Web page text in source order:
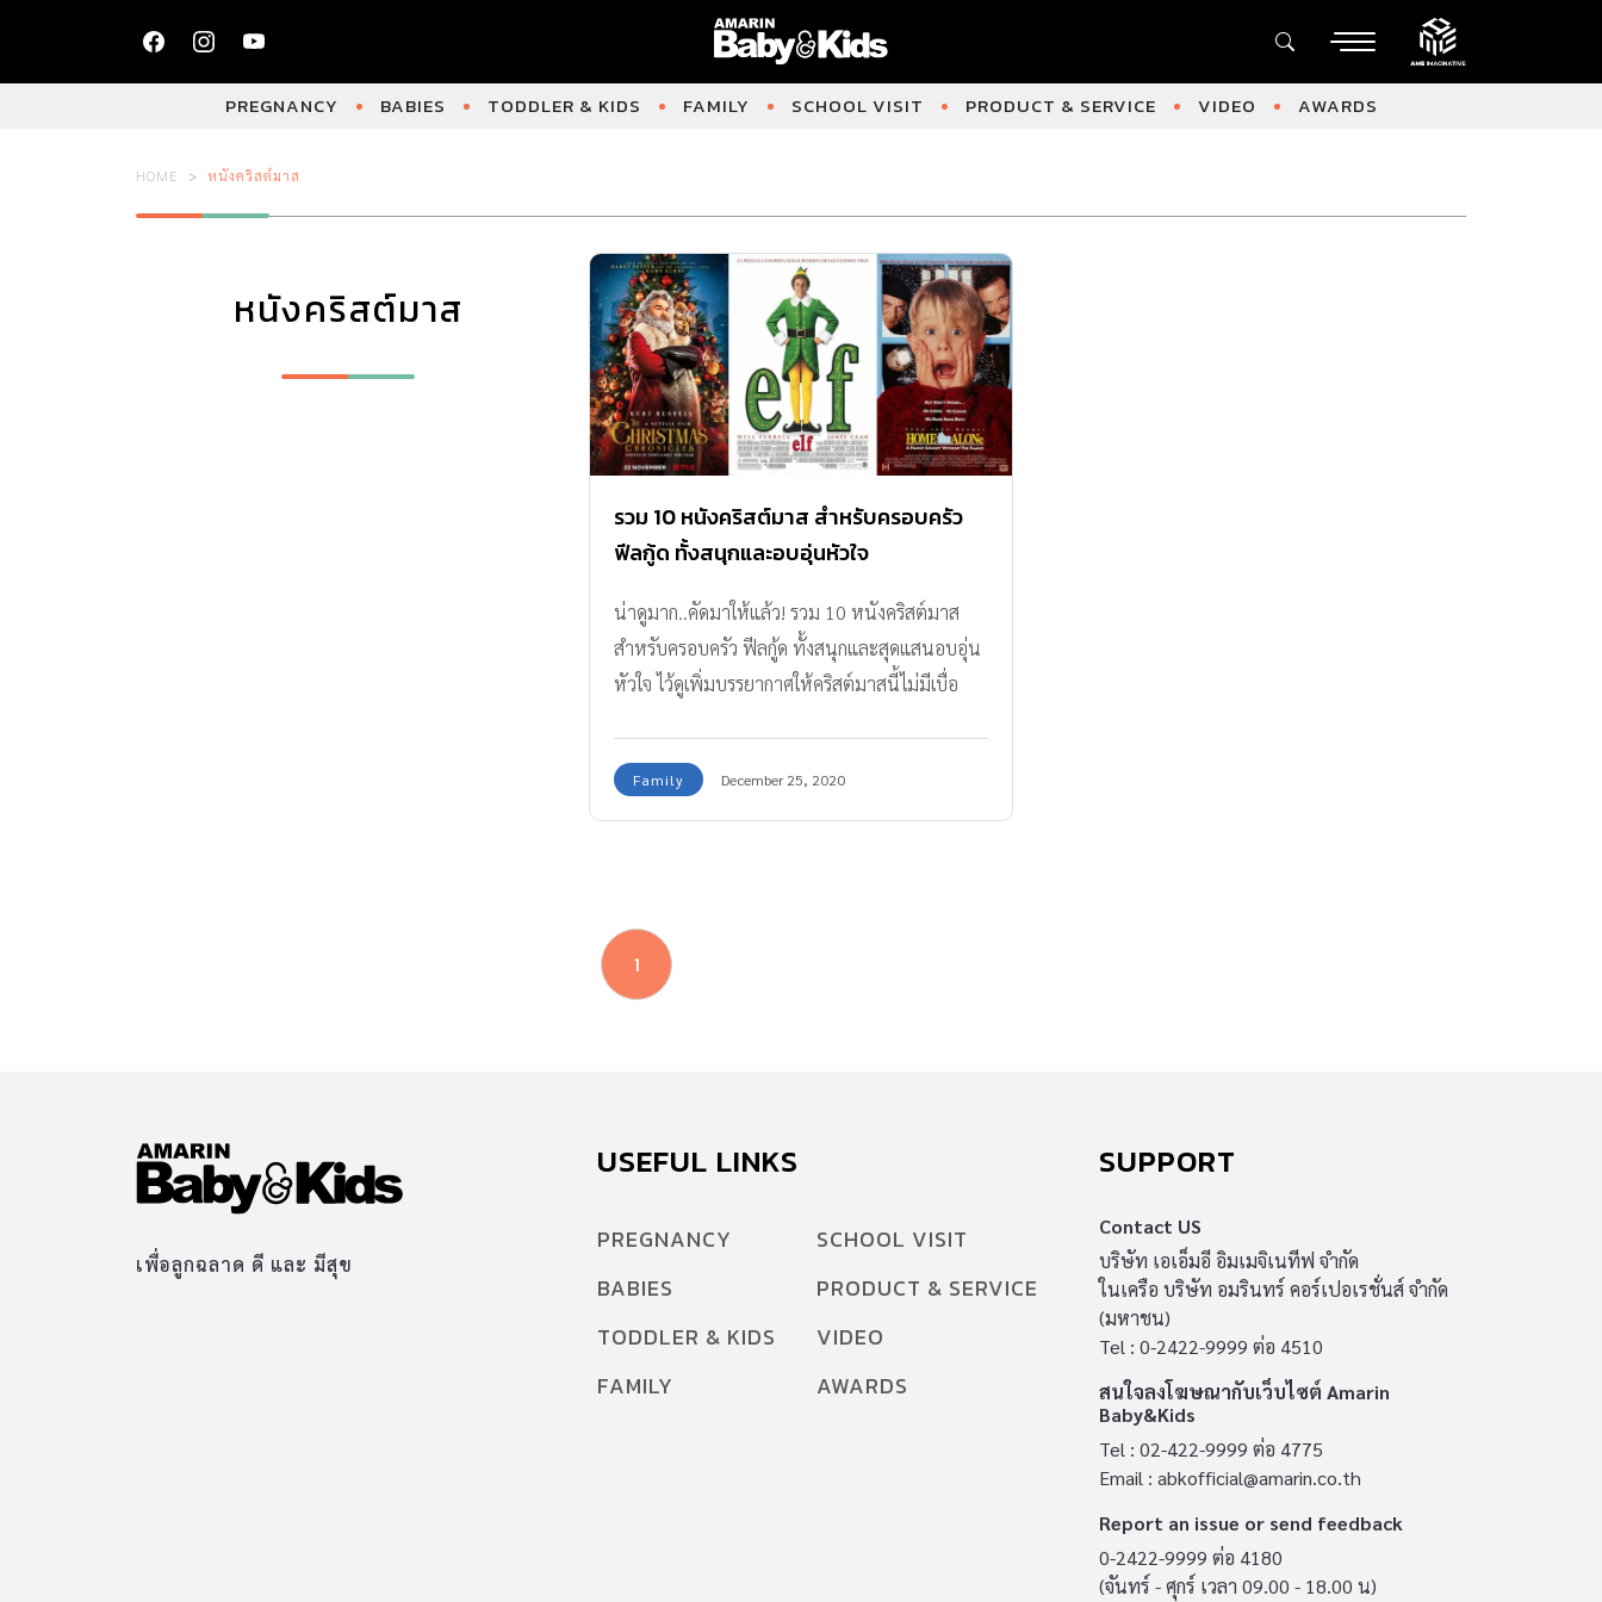
PREGNANCY BABIES TODDLER & KIDS FAMILY SCHOOL VISIT PRODUCT & SERVICE VIDEO AWARDS
HOME หนังคริสต์มาส
หนังคริสต์มาส
รวม 10 หนังคริสต์มาส สำหรับครอบครัว
ฟีลกู้ด ทั้งสนุกและอบอุ่นหัวใจ
น่าดูมาก..คัดมาให้แล้ว! รวม 10 หนังคริสต์มาส
สำหรับครอบครัว ฟีลกู้ด ทั้งสนุกและสุดแสนอบอุ่น
หัวใจ ไว้ดูเพิ่มบรรยากาศให้คริสต์มาสนี้ไม่มีเบื่อ
Family December 25, 2020
1
เพื่อลูกฉลาด ดี และ มีสุข
USEFUL LINKS
PREGNANCY
BABIES
TODDLER & KIDS
FAMILY
SCHOOL VISIT
PRODUCT & SERVICE
VIDEO
AWARDS
SUPPORT
Contact US
บริษัท เอเอ็มอี อิมเมจิเนทีฟ จำกัด
ในเครือ บริษัท อมรินทร์ คอร์เปอเรชั่นส์ จำกัด
(มหาชน)
Tel : 0-2422-9999 ต่อ 4510
สนใจลงโฆษณากับเว็บไซต์ Amarin
Baby&Kids
Tel : 02-422-9999 ต่อ 4775
Email : abkofficial@amarin.co.th
Report an issue or send feedback
0-2422-9999 ต่อ 4180
(จันทร์ - ศุกร์ เวลา 09.00 - 18.00 น)